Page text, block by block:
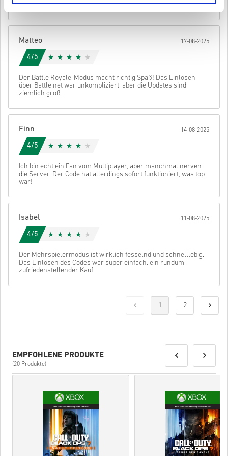
Danach erhältst du eine E-Mail mit einem sicheren Link zu deinem
ich nicht mehr aufhören zu spielen. Solides Spiel.
Matteo 17-08-2025
4/5
Der Battle Royale-Modus macht richtig Spaß! Das Einlösen
über Battle.net war unkompliziert, aber die Updates sind
ziemlich groß.
Finn 14-08-2025
4/5
Ich bin echt ein Fan vom Multiplayer, aber manchmal nerven
die Server. Der Code hat allerdings sofort funktioniert, was top
war!
Isabel 11-08-2025
4/5
Der Mehrspielermodus ist wirklich fesselnd und schnelllebig.
Das Einlösen des Codes war super einfach, ein rundum
zufriedenstellender Kauf.
1 2
EMPFOHLENE PRODUKTE
(20 Produkte)